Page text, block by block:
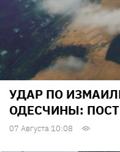
УДАР ПО
ОДЕСЧИНЫ:
07 Августа 10:08